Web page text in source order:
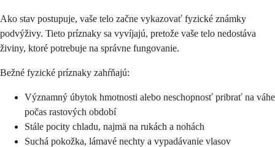
Ako stav postupuje, vaše telo začne vykazovať fyzické známky
podvýživy. Tieto príznaky sa vyvíjajú, pretože vaše telo nedostáva
živiny, ktoré potrebuje na správne fungovanie.
Bežné fyzické príznaky zahŕňajú:
Významný úbytok hmotnosti alebo neschopnosť pribrať na váhe
počas rastových období
Stále pocity chladu, najmä na rukách a nohách
Suchá pokožka, lámavé nechty a vypadávanie vlasov